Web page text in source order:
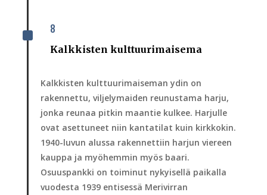
^ 8
Kalkkisten kulttuurimaisema
Kalkkisten kulttuurimaiseman ydin on
rakennettu, viljelymaiden reunustama harju,
jonka reunaa pitkin maantie kulkee. Harjulle
ovat asettuneet niin kantatilat kuin kirkkokin.
1940-luvun alussa rakennettiin harjun viereen
kauppa ja myöhemmin myös baari.
Osuuspankki on toiminut nykyisellä paikalla
vuodesta 1939 entisessä Merivirran